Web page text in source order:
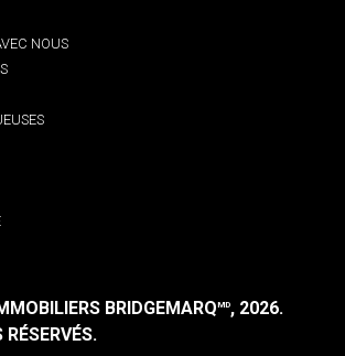
NOUS
BRIDGEMARQMD, 2026.